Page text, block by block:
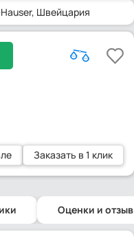
, Швейцария
Заказать в 1 клик
Оценки и